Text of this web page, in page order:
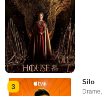
3
Silo
Drame